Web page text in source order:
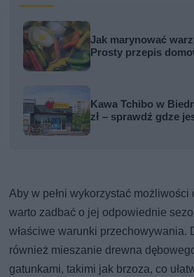
Jak marynować
Prosty przepis
Kawa Tchibo w
zł – sprawdź gdze
Aby w pełni wykorzystać
warto zadbać o jej odpowiednie
właściwe warunki przechowywania.
również mieszanie drewna
gatunkami, takimi jak brzoza, co